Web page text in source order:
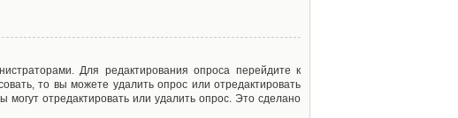
Для редактирования опроса перейдите к
то вы можете удалить опрос или отредактировать
отредактировать или удалить опрос. Это сделано